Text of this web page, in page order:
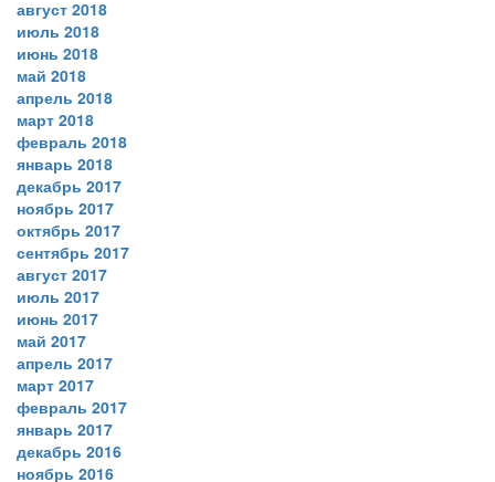
август 2018
июль 2018
июнь 2018
май 2018
апрель 2018
март 2018
февраль 2018
январь 2018
декабрь 2017
ноябрь 2017
октябрь 2017
сентябрь 2017
август 2017
июль 2017
июнь 2017
май 2017
апрель 2017
март 2017
февраль 2017
январь 2017
декабрь 2016
ноябрь 2016